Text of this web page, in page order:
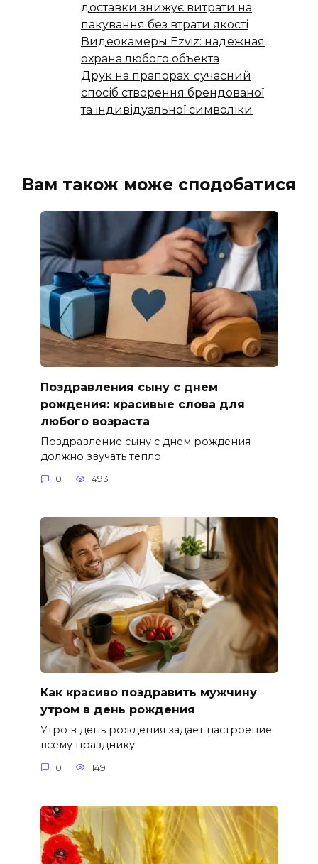
доставки знижує витрати на
пакування без втрати якості
Видеокамеры Ezviz: надежная
охрана любого объекта
Друк на прапорах: сучасний
спосіб створення брендованої
та індивідуальної символіки
Вам також може сподобатися
Поздравления сыну с днем
рождения: красивые слова для
любого возраста
Поздравление сыну с днем рождения
должно звучать тепло
0 493
Как красиво поздравить мужчину
утром в день рождения
Утро в день рождения задает настроение
всему празднику.
0 149